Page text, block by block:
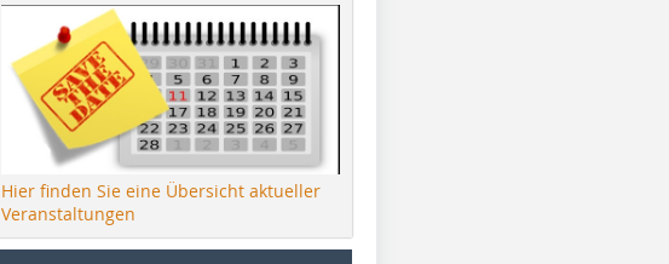
Hier finden Sie eine Übersicht aktueller
Veranstaltungen